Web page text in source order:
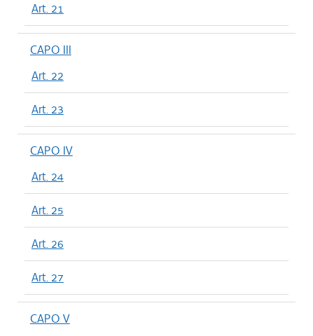
Art. 21
CAPO III
Art. 22
Art. 23
CAPO IV
Art. 24
Art. 25
Art. 26
Art. 27
CAPO V